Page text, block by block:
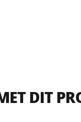
DIT